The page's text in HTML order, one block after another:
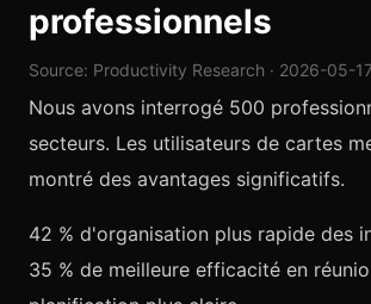
professionnels
Source: Productivity Research · 2026-05-17
Nous avons interrogé 500
secteurs. Les utilisateurs de cartes
montré des avantages significatifs.
42 % d'organisation plus rapide des
35 % de meilleure efficacité en